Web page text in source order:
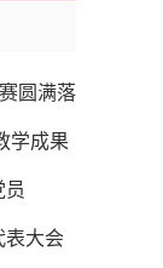
圆满落
学成果
员
表大会